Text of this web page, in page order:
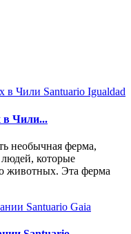
в Чили...
необычная ферма,
которые
животных. Эта ферма